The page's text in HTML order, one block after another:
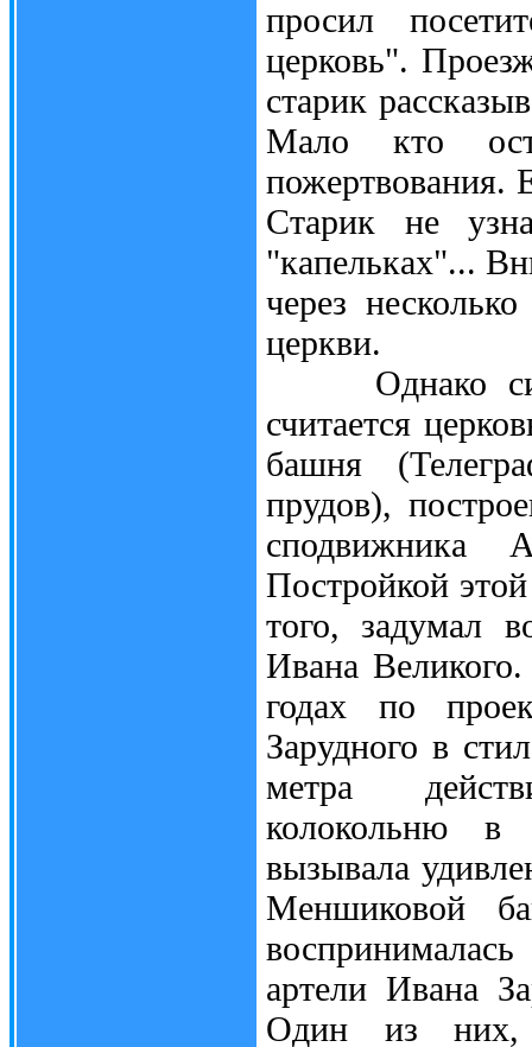
просил
церковь".
старик
Мало кто
пожертвования.
Старик не
"капельках"...
через
церкви.
Однако
считается
башня
прудов),
сподвижника
Постройкой
того, задумал
Ивана
годах по
Зарудного в
метра
колокольню в
вызывала
Меншиковой
артели Ивана
Один из них,